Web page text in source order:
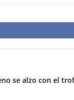
se alzo con el